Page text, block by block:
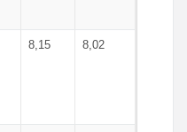
8,15 8,02